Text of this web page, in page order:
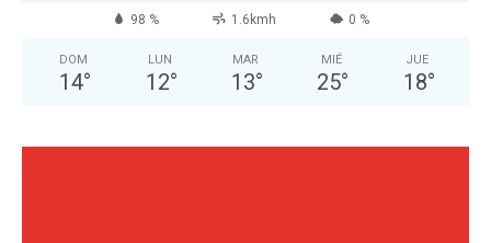
98 % 1.6kmh 0 %
DOM
14°
LUN
12°
MAR
13°
MIÉ
25°
JUE
18°